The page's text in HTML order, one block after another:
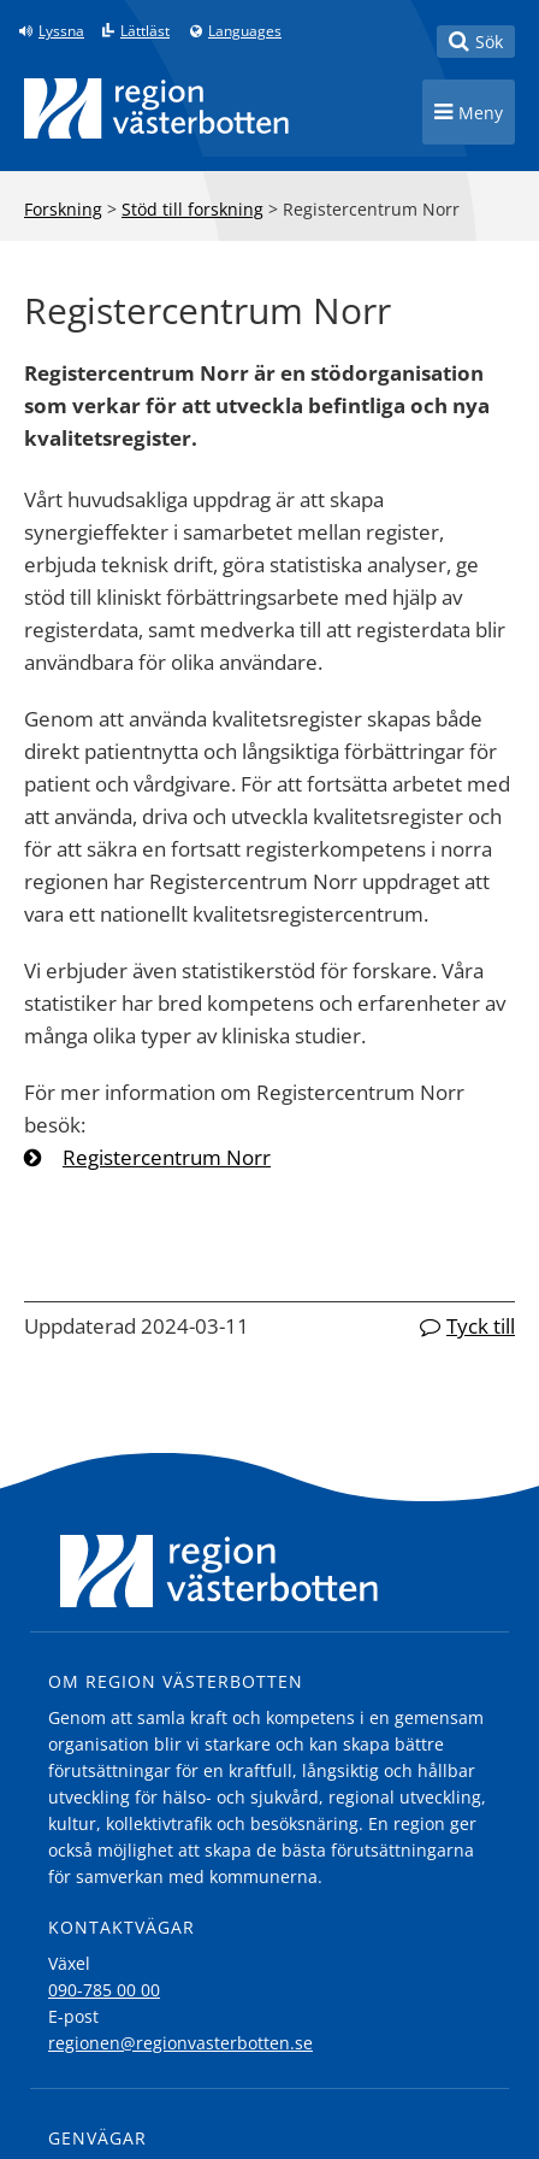
Till innehåll på sidan
Lyssna Lättläst Languages Toggle
Sök
Toggle
Meny
Forskning > Stöd till forskning > Registercentrum Norr
Registercentrum Norr
Registercentrum Norr är en stödorganisation
som verkar för att utveckla befintliga och nya
kvalitetsregister.
Vårt huvudsakliga uppdrag är att skapa
synergieffekter i samarbetet mellan register,
erbjuda teknisk drift, göra statistiska analyser, ge
stöd till kliniskt förbättringsarbete med hjälp av
registerdata, samt medverka till att registerdata blir
användbara för olika användare.
Genom att använda kvalitetsregister skapas både
direkt patientnytta och långsiktiga förbättringar för
patient och vårdgivare. För att fortsätta arbetet med
att använda, driva och utveckla kvalitetsregister och
för att säkra en fortsatt registerkompetens i norra
regionen har Registercentrum Norr uppdraget att
vara ett nationellt kvalitetsregistercentrum.
Vi erbjuder även statistikerstöd för forskare. Våra
statistiker har bred kompetens och erfarenheter av
många olika typer av kliniska studier.
För mer information om Registercentrum Norr
besök:
Registercentrum Norr
Uppdaterad 2024-03-11 Tyck till
OM REGION VÄSTERBOTTEN
Genom att samla kraft och kompetens i en gemensam
organisation blir vi starkare och kan skapa bättre
förutsättningar för en kraftfull, långsiktig och hållbar
utveckling för hälso- och sjukvård, regional utveckling,
kultur, kollektivtrafik och besöksnäring. En region ger
också möjlighet att skapa de bästa förutsättningarna
för samverkan med kommunerna.
KONTAKTVÄGAR
Växel
090-785 00 00
E-post
regionen@regionvasterbotten.se
GENVÄGAR